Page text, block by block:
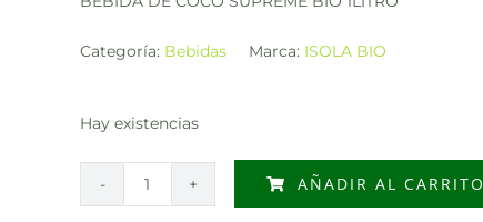
Categoría: Bebidas Marca: ISOLA BIO
Hay existencias
BEBIDA
AÑADIR AL CARRITO